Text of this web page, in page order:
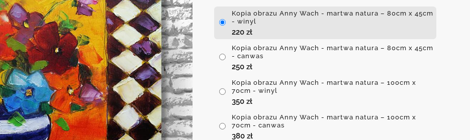
Kopia obrazu Anny Wach - martwa natura – 80cm x 45cm
- winyl
220 zł
Kopia obrazu Anny Wach - martwa natura – 80cm x 45cm
- canwas
250 zł
Kopia obrazu Anny Wach - martwa natura – 100cm x
70cm - winyl
350 zł
Kopia obrazu Anny Wach - martwa natura – 100cm x
70cm - canwas
380 zł